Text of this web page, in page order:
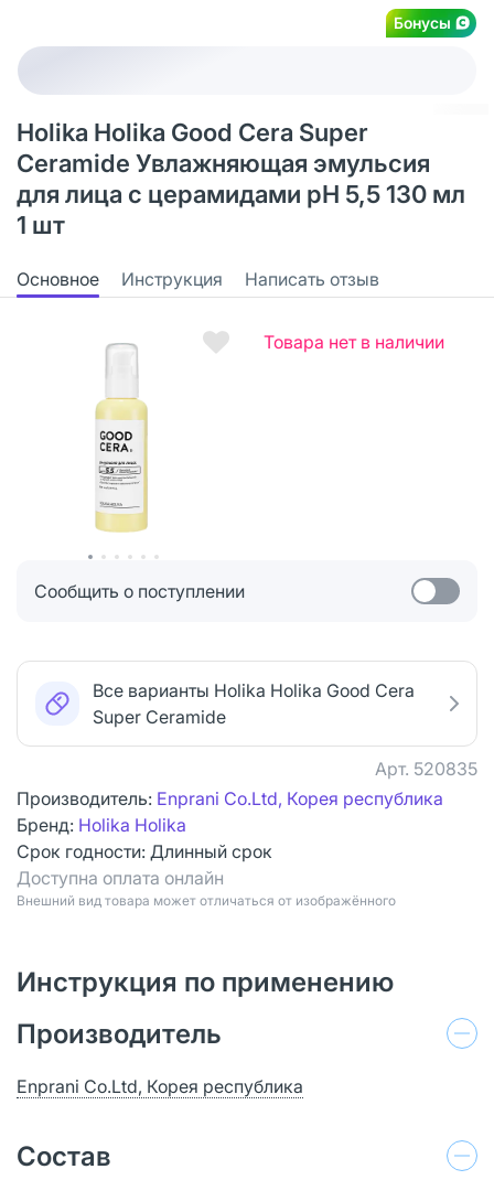
Бонусы
Holika Holika Good Cera Super
Ceramide Увлажняющая эмульсия
для лица с церамидами pH 5,5 130 мл
1 шт
Основное Инструкция Написать отзыв
Товара нет в наличии
Сообщить о поступлении
Все варианты Holika Holika Good Cera
Super Ceramide
Арт. 520835
Производитель: Enprani Co.Ltd, Корея республика
Бренд: Holika Holika
Срок годности: Длинный срок
Доступна оплата онлайн
Bнешний вид товара может отличаться от изображённого
Инструкция по применению
Производитель
Enprani Co.Ltd, Корея республика
Состав